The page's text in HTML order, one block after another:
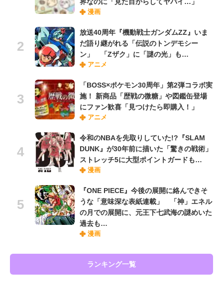
界なのに「見た目からしてヤバイ…」
漫画
放送40周年『機動戦士ガンダムZZ』いま
だ語り継がれる「伝説のトンデモシー
ン」 「Zザク」に「謎の光」も…
アニメ
「BOSS×ポケモン30周年」第2弾コラボ実
施！ 新商品「歴戦の微糖」や図鑑缶登場
にファン歓喜「見つけたら即購入！」
アニメ
令和のNBAを先取りしていた!?『SLAM
DUNK』が30年前に描いた「驚きの戦術」
ストレッチ5に大型ポイントガードも…
漫画
『ONE PIECE』今後の展開に絡んできそ
うな「意味深な表紙連載」 「神」エネル
の月での展開に、元王下七武海の謎めいた
過去も…
漫画
ランキング一覧